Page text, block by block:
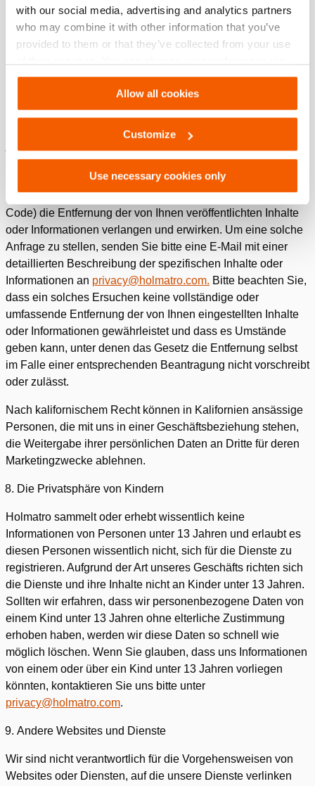
with our social media, advertising and analytics partners
who may combine it with other information that you’ve
provided to them or that they’ve collected from your use
Settings. See ourcookiestatement.
Allow all cookies
Customize
Use necessary cookies only
Gesetzbuchs (California Civil Code) bestimmte
Informationen über die Weitergabe personenbezogener
Daten an Dritte für deren Direktmarketingzwecke anfordern.
Um eine solche Anfrage zu stellen, senden Sie uns bitte eine
Unsere Website, Produkte und Dienstleistungen sind nicht
dazu bestimmt, sich an Minderjährige zu richten. Wenn Sie
registrierter Benutzer unserer Dienste sind, können Sie
gemäß Paragraph 22581 des kalifornischen Firmen- und
Berufe-Gesetzes (California Business and Professions
Code) die Entfernung der von Ihnen veröffentlichten Inhalte
oder Informationen verlangen und erwirken. Um eine solche
Anfrage zu stellen, senden Sie bitte eine E-Mail mit einer
detaillierten Beschreibung der spezifischen Inhalte oder
Informationen an privacy@holmatro.com. Bitte beachten Sie,
dass ein solches Ersuchen keine vollständige oder
umfassende Entfernung der von Ihnen eingestellten Inhalte
oder Informationen gewährleistet und dass es Umstände
geben kann, unter denen das Gesetz die Entfernung selbst
im Falle einer entsprechenden Beantragung nicht vorschreibt
oder zulässt.
Nach kalifornischem Recht können in Kalifornien ansässige
Personen, die mit uns in einer Geschäftsbeziehung stehen,
die Weitergabe ihrer persönlichen Daten an Dritte für deren
Marketingzwecke ablehnen.
Die Privatsphäre von Kindern
Holmatro sammelt oder erhebt wissentlich keine
Informationen von Personen unter 13 Jahren und erlaubt es
diesen Personen wissentlich nicht, sich für die Dienste zu
registrieren. Aufgrund der Art unseres Geschäfts richten sich
die Dienste und ihre Inhalte nicht an Kinder unter 13 Jahren.
Sollten wir erfahren, dass wir personenbezogene Daten von
einem Kind unter 13 Jahren ohne elterliche Zustimmung
erhoben haben, werden wir diese Daten so schnell wie
möglich löschen. Wenn Sie glauben, dass uns Informationen
von einem oder über ein Kind unter 13 Jahren vorliegen
könnten, kontaktieren Sie uns bitte unter
privacy@holmatro.com.
Andere Websites und Dienste
Wir sind nicht verantwortlich für die Vorgehensweisen von
Websites oder Diensten, auf die unsere Dienste verlinken